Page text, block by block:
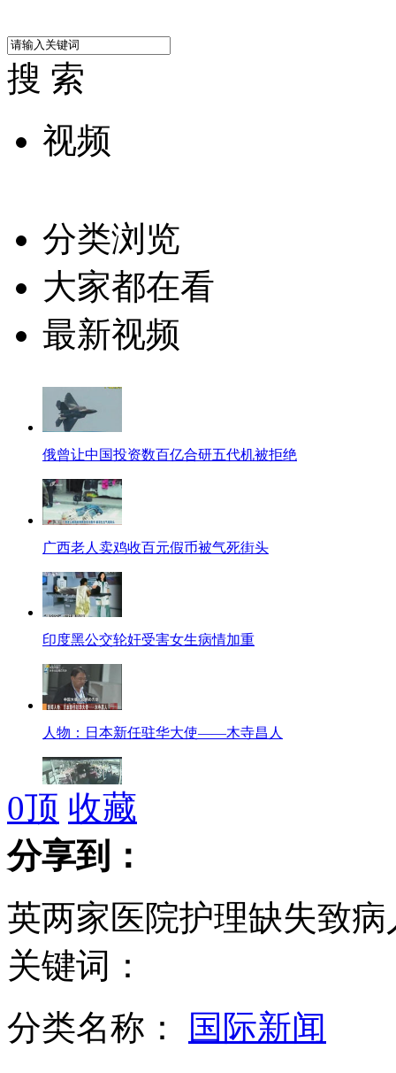
搜 索
视频
分类浏览
大家都在看
最新视频
俄曾让中国投资数百亿合研五代机被拒绝
广西老人卖鸡收百元假币被气死街头
印度黑公交轮奸受害女生病情加重
人物：日本新任驻华大使——木寺昌人
特警独斗公车贼 乘客不愿帮忙拨110
俄称俄中军事合作不针对第三方
清秀女职员从军 成台军招兵活招牌
0顶 收藏
分享到：
英两家医院护理缺失致病
关键词：
分类名称：
国际新闻